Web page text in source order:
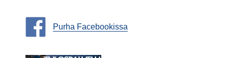
Purha Facebookissa